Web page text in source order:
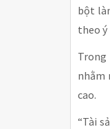
bột
theo ý
Trong
nhằm
cao.
“Tài